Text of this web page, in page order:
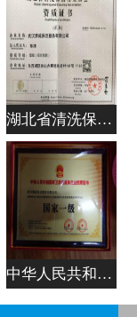
湖北省清洗保洁行业协会资质证书
中华人民共和国清洁服务企业资质证书